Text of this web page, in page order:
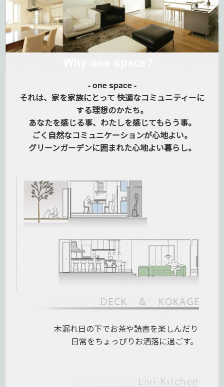
- one space -
それは、家を家族にとって 快適なコミュニティーに
する理想のかたち。
あなたを感じる事、 わたしを感じてもらう事。
ごく自然なコミュニケーションが心地よい。
グリーンガーデンに囲まれた心地よい暮らし。
木漏れ日の下でお茶や読書を楽しんだり
日常をちょっぴりお洒落に過ごす。